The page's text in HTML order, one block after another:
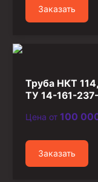
Заказать
Труба НКТ
ТУ 14-161-
Цена от 100
Заказать